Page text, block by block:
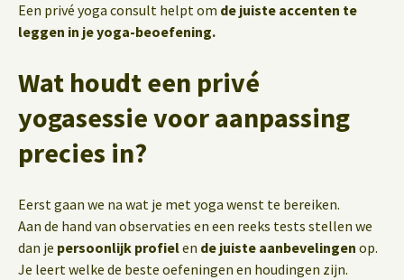
Een privé yoga consult helpt om de juiste accenten te
leggen in je yoga-beoefening.
Wat houdt een privé
yogasessie voor aanpassing
precies in?
Eerst gaan we na wat je met yoga wenst te bereiken.
Aan de hand van observaties en een reeks tests stellen we
dan je persoonlijk profielen de juiste aanbevelingen op.
Je leert welke de beste oefeningen en houdingen zijn.